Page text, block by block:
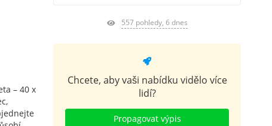
– 40 x
557 pohledy, 6 dnes
Chcete, aby vaši nabídku vidělo více
lidí?
Propagovat výpis